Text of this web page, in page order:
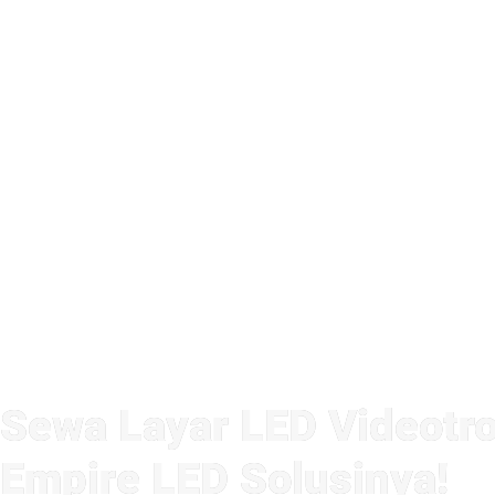
Sewa Layar LED
Empire LED Solusinya!